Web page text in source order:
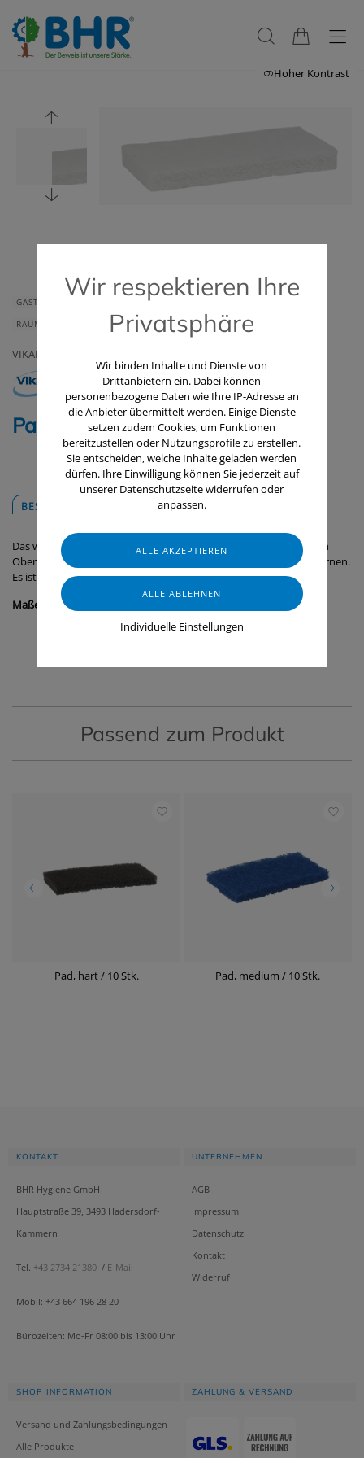
Hoher Kontrast
GASTRONOMIE & HOTELLERIE
RAUMLUFTTECHNIK
VIKAN
Pad, weich / 10 Stk.
BESCHREIBUNG DOWNLOADS
Das weiche Pad ist ideal, um fettige Verschmutzungen von glatten
Oberflächen wie PVC-Wänden und Edelstahloberflächen zu entfernen.
Es ist nicht FDA-konform.
Maße:
245 x 115 x 25 mm
Passend zum Produkt
Pad, hart / 10 Stk. Pad, medium / 10 Stk.
Wir respektieren Ihre
Privatsphäre
Wir binden Inhalte und Dienste von
Drittanbietern ein. Dabei können
personenbezogene Daten wie Ihre IP-Adresse an
die Anbieter übermittelt werden. Einige Dienste
setzen zudem Cookies, um Funktionen
bereitzustellen oder Nutzungsprofile zu erstellen.
Sie entscheiden, welche Inhalte geladen werden
dürfen. Ihre Einwilligung können Sie jederzeit auf
unserer Datenschutzseite widerrufen oder
anpassen.
Individuelle Einstellungen
KONTAKT
BHR Hygiene GmbH
Hauptstraße 39, 3493 Hadersdorf-
Kammern
Tel. +43 2734 21380 / E-Mail
Mobil: +43 664 196 28 20
Bürozeiten: Mo-Fr 08:00 bis 13:00 Uhr
UNTERNEHMEN
AGB
Impressum
Datenschutz
Kontakt
Widerruf
SHOP INFORMATION
Versand und Zahlungsbedingungen
Alle Produkte
ZAHLUNG & VERSAND